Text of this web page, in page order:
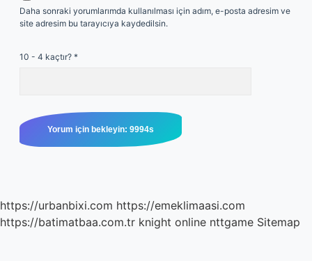
Daha sonraki yorumlarımda kullanılması için adım, e-posta adresim ve
site adresim bu tarayıcıya kaydedilsin.
10 - 4 kaçtır? *
https://urbanbixi.com https://emeklimaasi.com
https://batimatbaa.com.tr knight online nttgame Sitemap